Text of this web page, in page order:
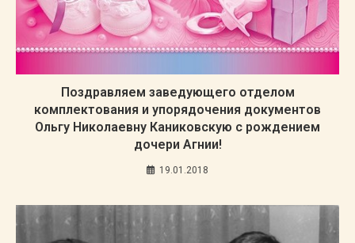
Поздравляем заведующего отделом
комплектования и упорядочения документов
Ольгу Николаевну Каниковскую с рождением
дочери Агнии!
19.01.2018